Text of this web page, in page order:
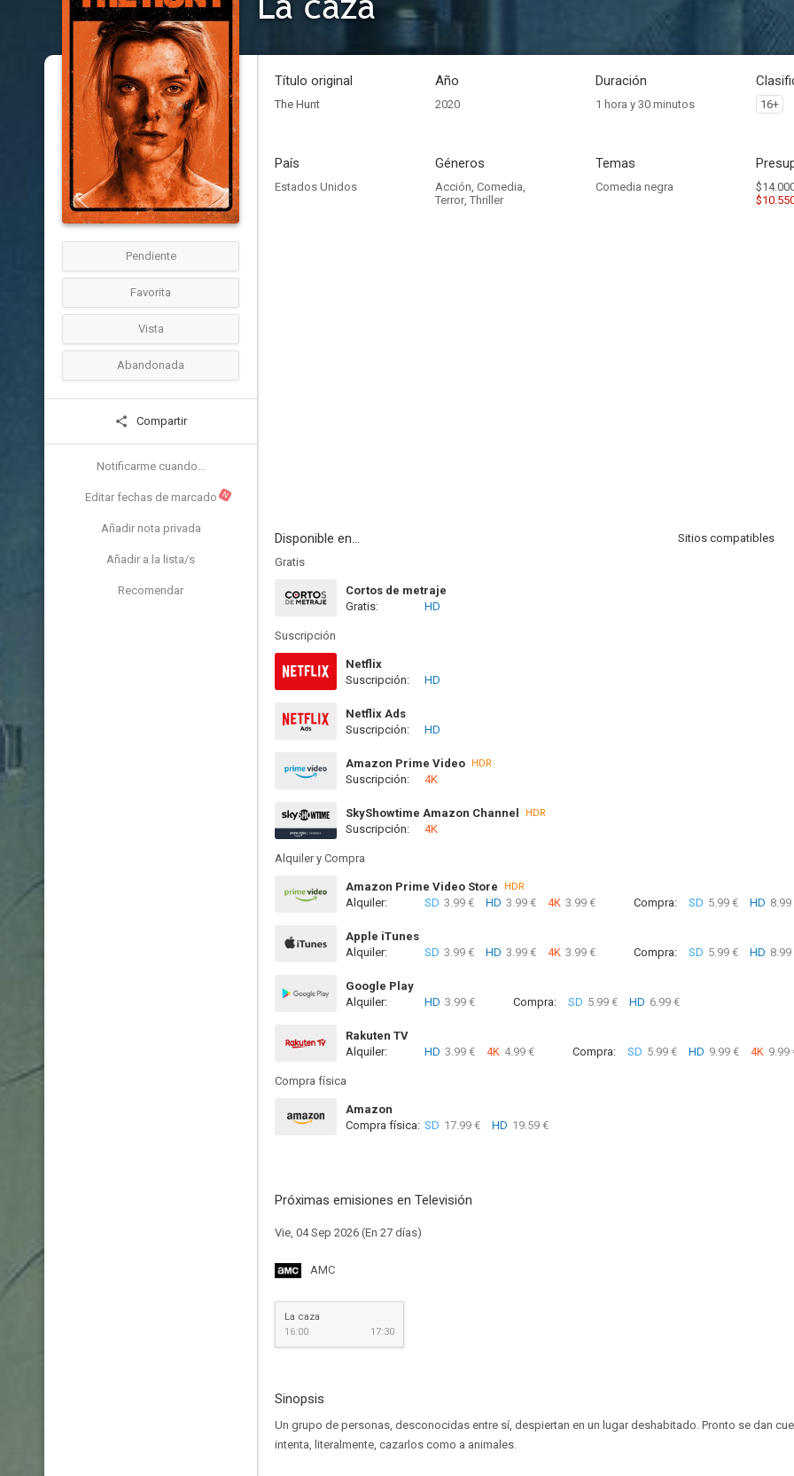
Pendiente
Favorita
Vista
Abandonada
Compartir
Notificarme cuando...
Editar fechas de marcado N
Añadir nota privada
Añadir a la lista/s
Recomendar
Título original
The Hunt
Año
2020
Duración
1 hora y 30 minutos 16+
País
Estados Unidos
Géneros
Acción, Comedia,
Terror, Thriller
Temas
Comedia negra
Disponible en...
Sitios compatibles
Gratis
Cortos de metraje
Gratis:
HD
Suscripción
Netflix
Suscripción:
HD
Netflix Ads
Suscripción:
HD
Amazon Prime Video HDR
Suscripción: 4K
SkyShowtime Amazon Channel HDR
Suscripción: 4K
Alquiler y Compra
Amazon Prime Video Store HDR
Alquiler: SD 3.99 € HD 3.99 € 4K 3.99 € Compra: SD 5.99 € HD
Apple iTunes
Alquiler:
SD 3.99 € HD 3.99 € 4K 3.99 € Compra: SD 5.99 € HD
Google Play
Alquiler:
HD 3.99 € Compra: SD 5.99 € HD 6.99 €
Rakuten TV
Alquiler:
HD 3.99 € 4K 4.99 € Compra: SD 5.99 € HD 9.99 € 4K 9.99
Compra física
Amazon
Compra física: SD 17.99 € HD 19.59 €
Próximas emisiones en Televisión
Vie, 04 Sep 2026 (En 27 días)
AMC
La caza
16:00
17:30
Sinopsis
Un grupo de personas, desconocidas entre sí, despiertan en un lugar deshabitado. Pronto se dan
intenta, literalmente, cazarlos como a animales.